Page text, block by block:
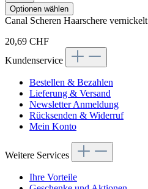
Optionen wählen
Canal Scheren Haarschere vernickelt
20,69 CHF
Kundenservice
Bestellen & Bezahlen
Lieferung & Versand
Newsletter Anmeldung
Rücksenden & Widerruf
Mein Konto
Weitere Services
Ihre Vorteile